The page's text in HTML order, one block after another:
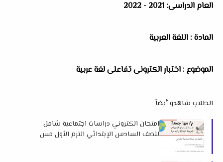
العام الدراسى: 2021 - 2022
المادة : اللغة العربية
الموضوع : اختبار الكترونى تفاعلى لغة عربية
الطلاب شاهدو أيضاً
امتحان الكتروني دراسات اجتماعية شامل
للصف السادس الإبتدائي الترم الأول مس